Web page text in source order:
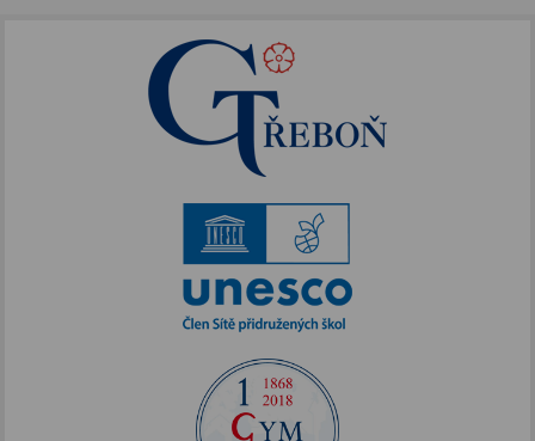
Instruktorský kroužek